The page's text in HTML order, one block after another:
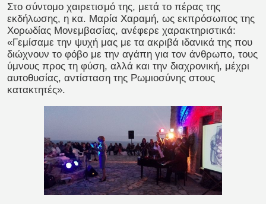
Στο σύντομο χαιρετισμό της, μετά το πέρας της
εκδήλωσης, η κα. Μαρία Χαραμή, ως εκπρόσωπος της
Χορωδίας Μονεμβασίας, ανέφερε χαρακτηριστικά:
«Γεμίσαμε την ψυχή μας με τα ακριβά ιδανικά της που
διώχνουν το φόβο με την αγάπη για τον άνθρωπο, τους
ύμνους προς τη φύση, αλλά και την διαχρονική, μέχρι
αυτοθυσίας, αντίσταση της Ρωμιοσύνης στους
κατακτητές».